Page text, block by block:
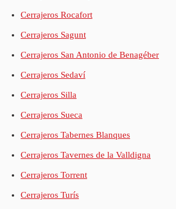
Cerrajeros Rocafort
Cerrajeros Sagunt
Cerrajeros San Antonio de Benagéber
Cerrajeros Sedaví
Cerrajeros Silla
Cerrajeros Sueca
Cerrajeros Tabernes Blanques
Cerrajeros Tavernes de la Valldigna
Cerrajeros Torrent
Cerrajeros Turís